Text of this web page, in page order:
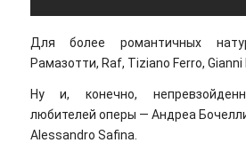
Для более романтичных
Рамазотти, Raf, Tiziano Ferro, Gianni
Ну и, конечно,
любителей оперы — Андреа
Alessandro Safina.